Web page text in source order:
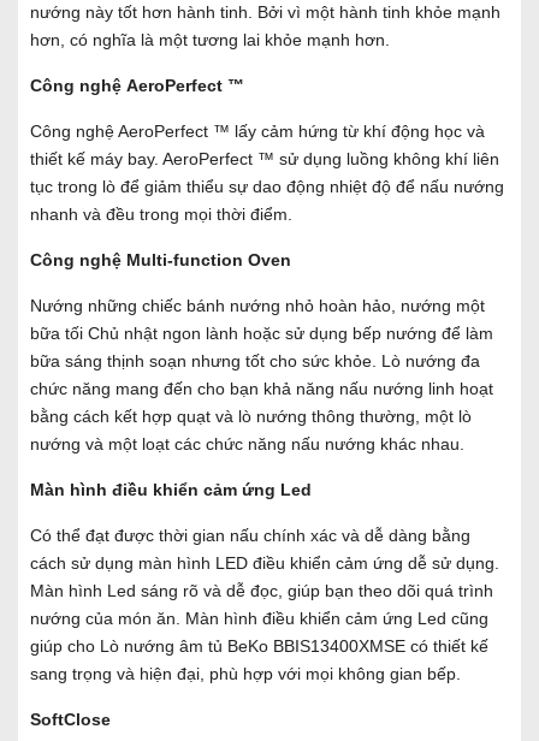
nướng này tốt hơn hành tinh. Bởi vì một hành tinh khỏe mạnh
hơn, có nghĩa là một tương lai khỏe mạnh hơn.
Công nghệ AeroPerfect ™
Công nghệ AeroPerfect ™ lấy cảm hứng từ khí động học và
thiết kế máy bay. AeroPerfect ™ sử dụng luồng không khí liên
tục trong lò để giảm thiểu sự dao động nhiệt độ để nấu nướng
nhanh và đều trong mọi thời điểm.
Công nghệ Multi-function Oven
Nướng những chiếc bánh nướng nhỏ hoàn hảo, nướng một
bữa tối Chủ nhật ngon lành hoặc sử dụng bếp nướng để làm
bữa sáng thịnh soạn nhưng tốt cho sức khỏe. Lò nướng đa
chức năng mang đến cho bạn khả năng nấu nướng linh hoạt
bằng cách kết hợp quạt và lò nướng thông thường, một lò
nướng và một loạt các chức năng nấu nướng khác nhau.
Màn hình điều khiển cảm ứng Led
Có thể đạt được thời gian nấu chính xác và dễ dàng bằng
cách sử dụng màn hình LED điều khiển cảm ứng dễ sử dụng.
Màn hình Led sáng rõ và dễ đọc, giúp bạn theo dõi quá trình
nướng của món ăn. Màn hình điều khiển cảm ứng Led cũng
giúp cho Lò nướng âm tủ BeKo BBIS13400XMSE có thiết kế
sang trọng và hiện đại, phù hợp với mọi không gian bếp.
SoftClose